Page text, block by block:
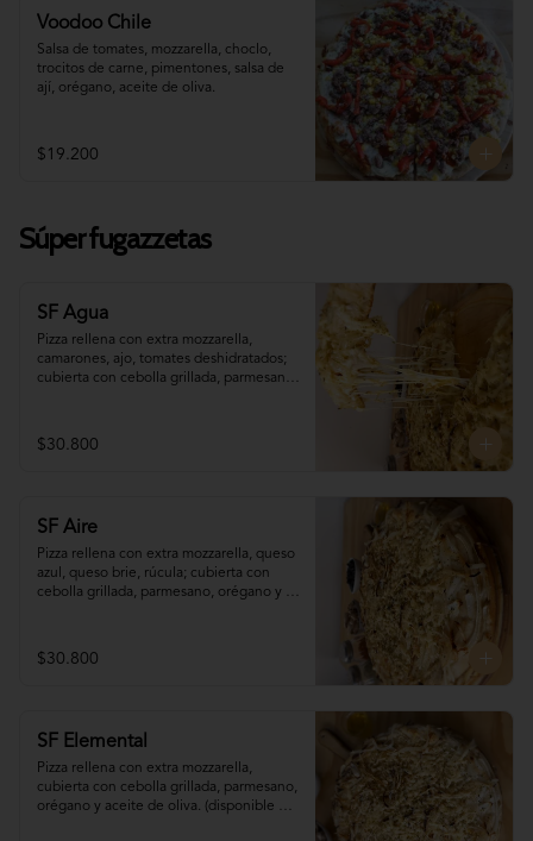
Voodoo Chile
Salsa de tomates, mozzarella, choclo,
trocitos de carne, pimentones, salsa de
ají, orégano, aceite de oliva.
$19.200
Súper fugazzetas
SF Agua
Pizza rellena con extra mozzarella,
camarones, ajo, tomates deshidratados;
cubierta con cebolla grillada, parmesano,
menos) 90 minutos de antelación)
$30.800
SF Aire
Pizza rellena con extra mozzarella, queso
azul, queso brie, rúcula; cubierta con
cebolla grillada, parmesano, orégano y
minutos de antelación)
$30.800
SF Elemental
Pizza rellena con extra mozzarella,
cubierta con cebolla grillada, parmesano,
orégano y aceite de oliva. (disponible